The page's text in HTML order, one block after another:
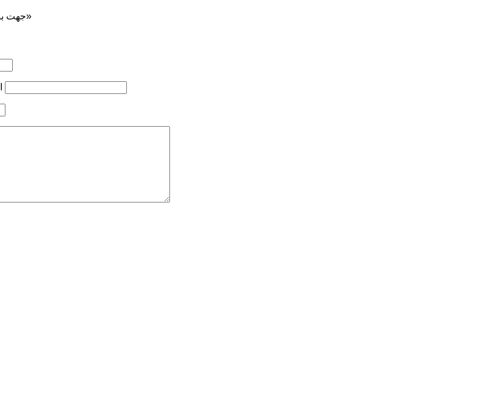
جهت برداشت و بازنشر ... ذکر منبع «کوه‌نوشت»